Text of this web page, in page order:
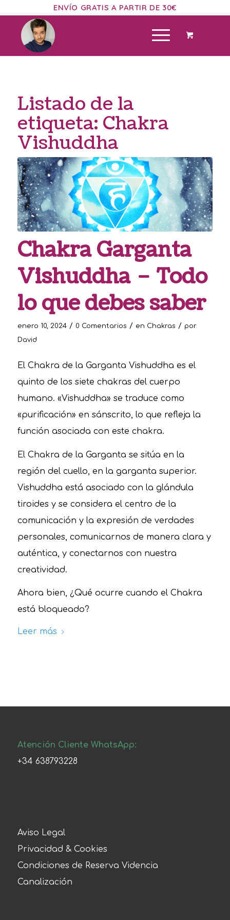
ENVÍO GRATIS A PARTIR DE 30€
Listado de la
etiqueta: Chakra
Vishuddha
Chakra Garganta
Vishuddha – Todo
lo que debes saber
enero 10, 2024 / 0 Comentarios / en Chakras / por
David
El Chakra de la Garganta Vishuddha es el
quinto de los siete chakras del cuerpo
humano. «Vishuddha» se traduce como
«purificación» en sánscrito, lo que refleja la
función asociada con este chakra.
El Chakra de la Garganta se sitúa en la
región del cuello, en la garganta superior.
Vishuddha está asociado con la glándula
tiroides y se considera el centro de la
comunicación y la expresión de verdades
personales, comunicarnos de manera clara y
auténtica, y conectarnos con nuestra
creatividad.
Ahora bien, ¿Qué ocurre cuando el Chakra
está bloqueado?
Leer más
Atención Cliente WhatsApp:
+34 638793228
Aviso Legal
Privacidad & Cookies
Condiciones de Reserva Videncia
Canalización